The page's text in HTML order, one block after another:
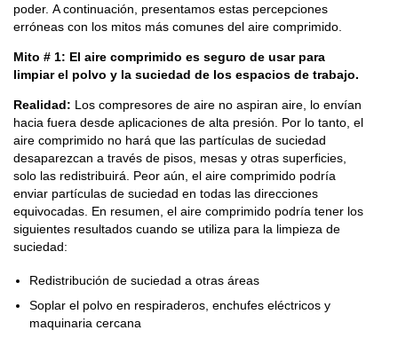
poder. A continuación, presentamos estas percepciones
erróneas con los mitos más comunes del aire comprimido.
Mito # 1: El aire comprimido es seguro de usar para
limpiar el polvo y la suciedad de los espacios de trabajo.
Realidad: Los compresores de aire no aspiran aire, lo envían
hacia fuera desde aplicaciones de alta presión. Por lo tanto, el
aire comprimido no hará que las partículas de suciedad
desaparezcan a través de pisos, mesas y otras superficies,
solo las redistribuirá. Peor aún, el aire comprimido podría
enviar partículas de suciedad en todas las direcciones
equivocadas. En resumen, el aire comprimido podría tener los
siguientes resultados cuando se utiliza para la limpieza de
suciedad:
Redistribución de suciedad a otras áreas
Soplar el polvo en respiraderos, enchufes eléctricos y
maquinaria cercana